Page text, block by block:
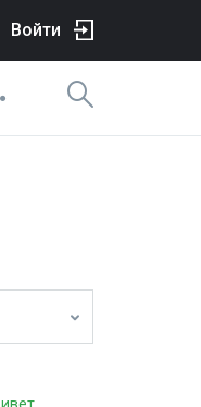
Войти